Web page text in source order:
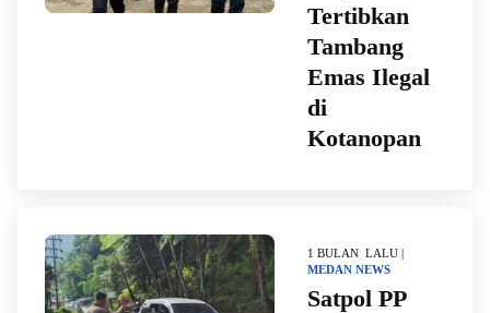
Tertibkan
Tambang
Emas Ilegal
di
Kotanopan
1 BULAN LALU |
MEDAN NEWS
Satpol PP